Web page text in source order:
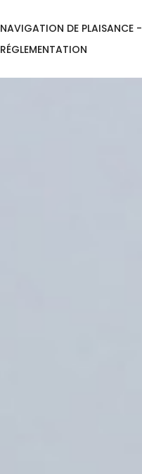
NAVIGATION DE PLAISANCE -
RÉGLEMENTATION